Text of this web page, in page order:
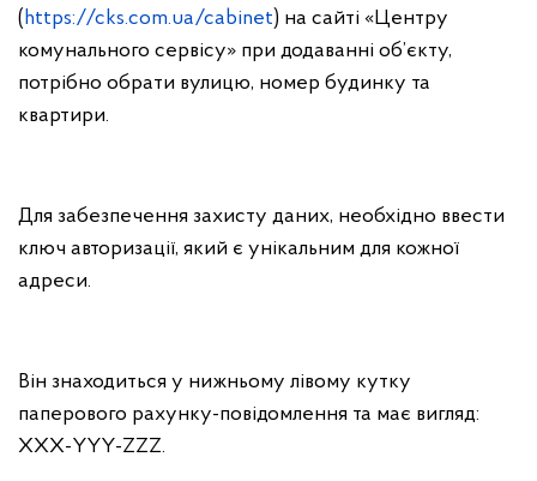
(https://cks.com.ua/cabinet) на сайті «Центру
комунального сервісу» при додаванні об’єкту,
потрібно обрати вулицю, номер будинку та
квартири.
Для забезпечення захисту даних, необхідно ввести
ключ авторизації, який є унікальним для кожної
адреси.
Він знаходиться у нижньому лівому кутку
паперового рахунку-повідомлення та має вигляд:
XXX-YYY-ZZZ.